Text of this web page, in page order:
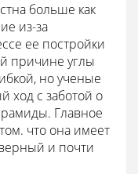
больше как
из-за
ее постройки
причине углы
но ученые
ход с заботой о
Главное
что она имеет
и почти